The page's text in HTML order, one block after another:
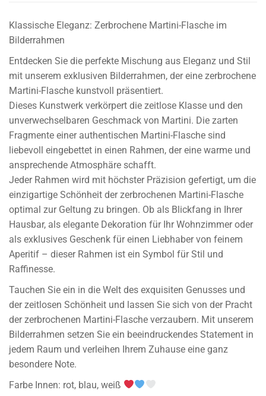
Klassische Eleganz: Zerbrochene Martini-Flasche im
Bilderrahmen
Entdecken Sie die perfekte Mischung aus Eleganz und Stil
mit unserem exklusiven Bilderrahmen, der eine zerbrochene
Martini-Flasche kunstvoll präsentiert.
Dieses Kunstwerk verkörpert die zeitlose Klasse und den
unverwechselbaren Geschmack von Martini. Die zarten
Fragmente einer authentischen Martini-Flasche sind
liebevoll eingebettet in einen Rahmen, der eine warme und
ansprechende Atmosphäre schafft.
Jeder Rahmen wird mit höchster Präzision gefertigt, um die
einzigartige Schönheit der zerbrochenen Martini-Flasche
optimal zur Geltung zu bringen. Ob als Blickfang in Ihrer
Hausbar, als elegante Dekoration für Ihr Wohnzimmer oder
als exklusives Geschenk für einen Liebhaber von feinem
Aperitif – dieser Rahmen ist ein Symbol für Stil und
Raffinesse.
Tauchen Sie ein in die Welt des exquisiten Genusses und
der zeitlosen Schönheit und lassen Sie sich von der Pracht
der zerbrochenen Martini-Flasche verzaubern. Mit unserem
Bilderrahmen setzen Sie ein beeindruckendes Statement in
jedem Raum und verleihen Ihrem Zuhause eine ganz
besondere Note.
Farbe Innen: rot, blau, weiß